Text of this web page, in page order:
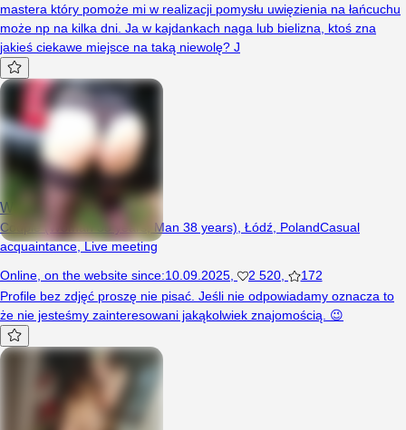
mastera który pomoże mi w realizacji pomysłu uwięzienia na łańcuchu
może np na kilka dni. Ja w kajdankach naga lub bielizna, ktoś zna
jakieś ciekawe miejsce na taką niewolę? J
Weraseb
Couple (Woman 35 years, Man 38 years), Łódź, PolandCasual
acquaintance,Live meeting
Online on the website since:10.09.2025 2 520
172
Profile bez zdjęć proszę nie pisać. Jeśli nie odpowiadamy oznacza to
że nie jesteśmy zainteresowani jakąkolwiek znajomością. 😉